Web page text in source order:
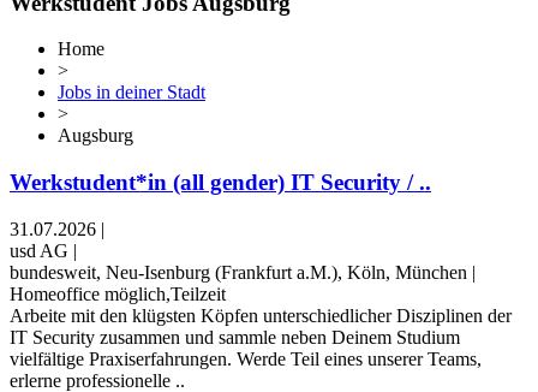
Home
>
Jobs in deiner Stadt
>
Augsburg
Werkstudent*in (all gender) IT Security / ..
31.07.2026 |
usd AG |
bundesweit, Neu-Isenburg (Frankfurt a.M.), Köln, München |
Homeoffice möglich,Teilzeit
Arbeite mit den klügsten Köpfen unterschiedlicher Disziplinen der
IT Security zusammen und sammle neben Deinem Studium
vielfältige Praxiserfahrungen. Werde Teil eines unserer Teams,
erlerne professionelle ..